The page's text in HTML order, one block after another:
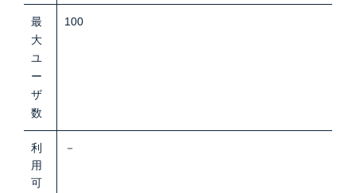
最
大
ユ
ー
ザ
数
100
利
用
可
－